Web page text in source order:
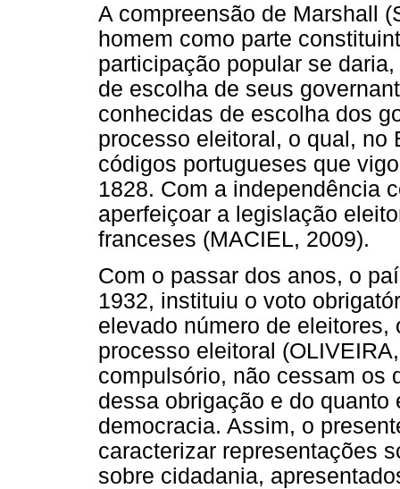
A compreensão de Marshall
homem como parte
participação popular se
de escolha de seus
conhecidas de escolha dos
processo eleitoral, o qual, no
códigos portugueses que
1828. Com a independência
aperfeiçoar a legislação
franceses (MACIEL, 2009).
Com o passar dos anos, o
1932, instituiu o voto
elevado número de
processo eleitoral
compulsório, não cessam os
dessa obrigação e do
democracia. Assim, o
caracterizar representações
sobre cidadania,